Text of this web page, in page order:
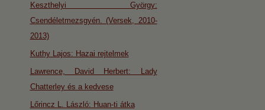
Keszthelyi György:
Csendéletmezsgyén. (Versek, 2010-
2013)
Kuthy Lajos: Hazai rejtelmek
Lawrence, David Herbert: Lady
Chatterley és a kedvese
Lőrincz L. László: Huan-ti átka